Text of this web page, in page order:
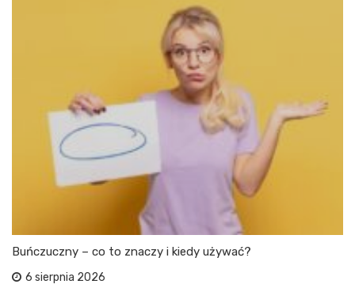
Buńczuczny – co to znaczy i kiedy używać?
6 sierpnia 2026